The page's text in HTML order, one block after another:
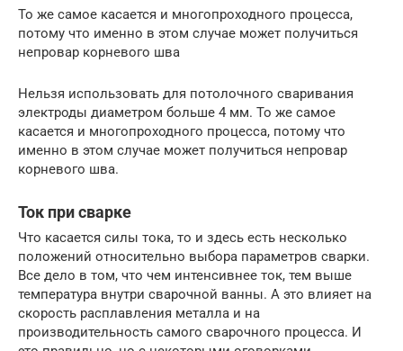
То же самое касается и многопроходного процесса,
потому что именно в этом случае может получиться
непровар корневого шва
Нельзя использовать для потолочного сваривания
электроды диаметром больше 4 мм. То же самое
касается и многопроходного процесса, потому что
именно в этом случае может получиться непровар
корневого шва.
Ток при сварке
Что касается силы тока, то и здесь есть несколько
положений относительно выбора параметров сварки.
Все дело в том, что чем интенсивнее ток, тем выше
температура внутри сварочной ванны. А это влияет на
скорость расплавления металла и на
производительность самого сварочного процесса. И